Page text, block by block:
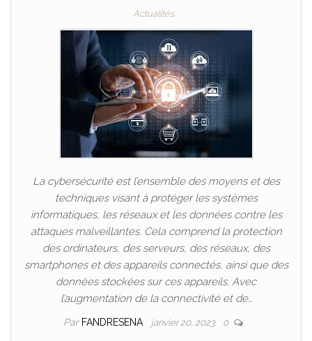
Actualités
La cybersécurité est l’ensemble des moyens et des
techniques visant à protéger les systèmes
informatiques, les réseaux et les données contre les
attaques malveillantes. Cela comprend la protection
des ordinateurs, des serveurs, des réseaux, des
smartphones et des appareils connectés, ainsi que des
données stockées sur ces appareils. Avec
l’augmentation de la connectivité et de…
Par FANDRESENA janvier 20, 2023 0